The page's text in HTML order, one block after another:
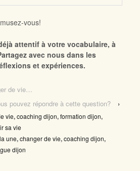
vous!
attentif à votre vocabulaire, à
avec nous dans les
et expériences.
de vie…
pouvez répondre à cette question?
›
vie,coaching dijon,formation dijon,
sa vie
une,changer de vie,coaching dijon,
dijon